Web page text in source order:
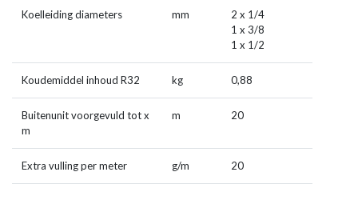
Koelleiding diameters mm
2 x 1/4
1 x 3/8
1 x 1/2
Koudemiddel inhoud R32 kg 0,88
Buitenunit voorgevuld tot x
m
m 20
Extra vulling per meter g/m 20